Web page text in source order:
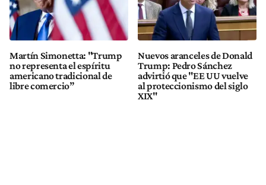
Martín Simonetta: "Trump
no representa el espíritu
americano tradicional de
libre comercio”
Nuevos aranceles de Donald
Trump: Pedro Sánchez
advirtió que "EE UU vuelve
al proteccionismo del siglo
XIX"